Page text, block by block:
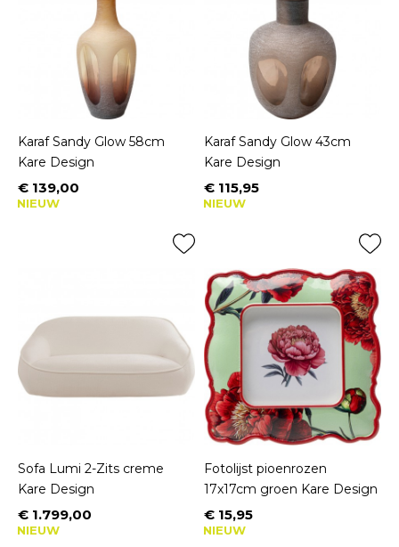
Karaf Sandy Glow 58cm
Kare Design
Prijs
€ 139,00
NIEUW
Karaf Sandy Glow 43cm
Kare Design
Prijs
€ 115,95
NIEUW
Sofa Lumi 2-Zits creme
Kare Design
Prijs
€ 1.799,00
NIEUW
Fotolijst pioenrozen
17x17cm groen Kare Design
Prijs
€ 15,95
NIEUW